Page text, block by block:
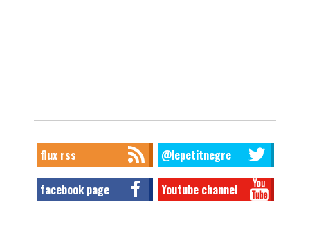
flux rss @lepetitnegre
facebook page Youtube channel